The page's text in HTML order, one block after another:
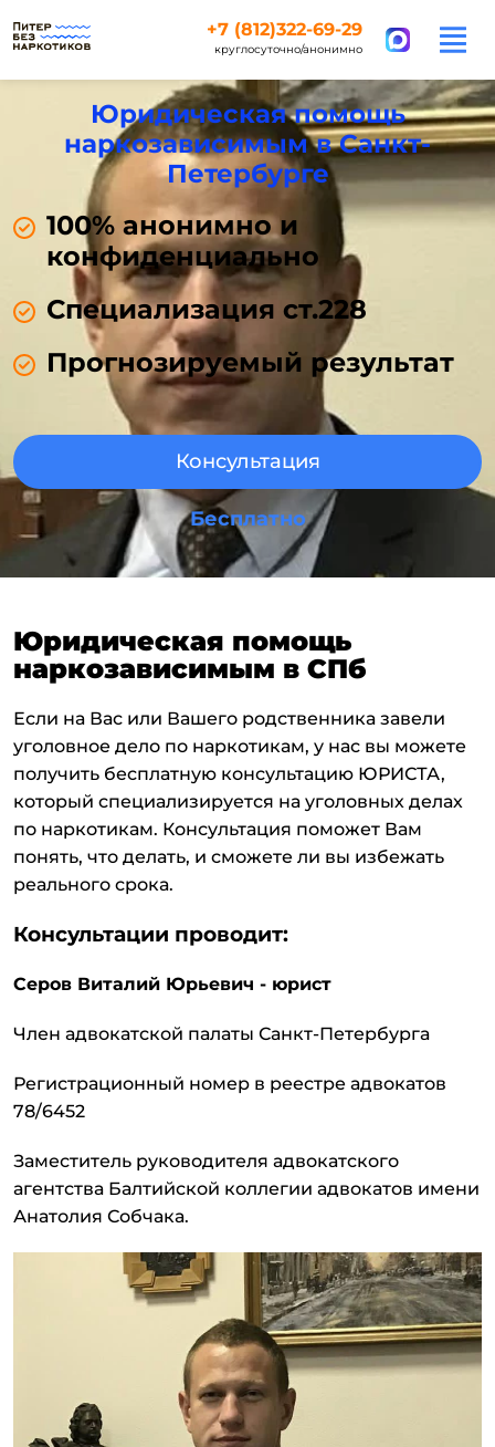
+7 (812)322-69-29
круглосуточно/анонимно
Юридическая помощь
наркозависимым в Санкт-
Петербурге
100% анонимно и
конфиденциально
Специализация ст.228
Прогнозируемый результат
Консультация
Бесплатно
Юридическая помощь
наркозависимым в СПб
Если на Вас или Вашего родственника завели
уголовное дело по наркотикам, у нас вы можете
получить бесплатную консультацию ЮРИСТА,
который специализируется на уголовных делах
по наркотикам. Консультация поможет Вам
понять, что делать, и сможете ли вы избежать
реального срока.
Консультации проводит:
Серов Виталий Юрьевич - юрист
Член адвокатской палаты Санкт-Петербурга
Регистрационный номер в реестре адвокатов
78/6452
Заместитель руководителя адвокатского
агентства Балтийской коллегии адвокатов имени
Анатолия Собчака.